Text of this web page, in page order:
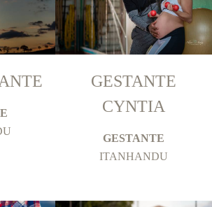
GESTANTE
CYNTIA
GESTANTE
ITANHANDU